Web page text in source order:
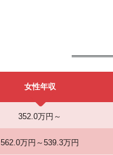
女性年収
352.0万円～
562.0万円～539.3万円